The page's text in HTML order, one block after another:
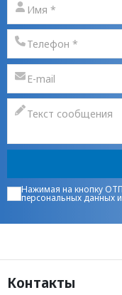
Нажимая на кнопку
персональных данных
Контакты